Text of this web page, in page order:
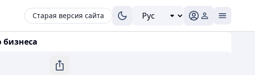
Старая версия сайта
бизнеса